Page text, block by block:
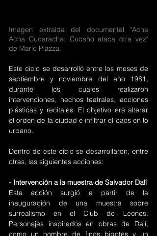
Imagen extraida del documental "Acha
Acha Cucaracha: Cucaño ataca otra vez"
de Mario Piazza.
Este ciclo se desarrolló entre los meses de
septiembre y noviembre del año 1981,
durante los cuales realizaron
intervenciones, hechos teatrales, acciones
plásticas y recitales. El objetivo era alterar
el orden de la ciudad e infiltrar el caos en lo
urbano.
Dentro de este ciclo se desarrollaron, entre
otras, las siguientes acciones:
- Intervención a la muestra de Salvador Dalí
Esta acción surgió a partir de la
inauguración de una muestra sobre
surrealismo en el Club de Leones.
Personajes inspirados en obras de Dalí,
como un hombre de finos bigotes y un